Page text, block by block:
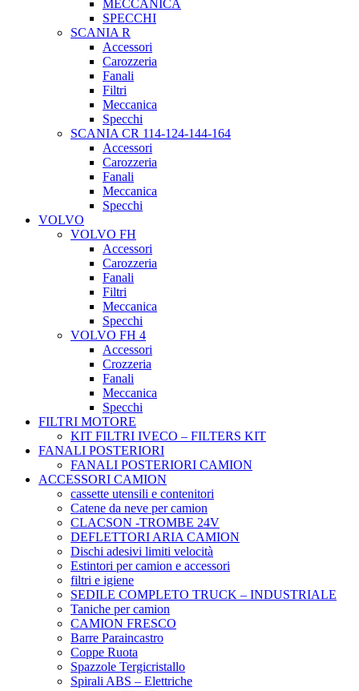
MECCANICA
SPECCHI
SCANIA R
Accessori
Carozzeria
Fanali
Filtri
Meccanica
Specchi
SCANIA CR 114-124-144-164
Accessori
Carozzeria
Fanali
Meccanica
Specchi
VOLVO
VOLVO FH
Accessori
Carozzeria
Fanali
Filtri
Meccanica
Specchi
VOLVO FH 4
Accessori
Crozzeria
Fanali
Meccanica
Specchi
FILTRI MOTORE
KIT FILTRI IVECO – FILTERS KIT
FANALI POSTERIORI
FANALI POSTERIORI CAMION
ACCESSORI CAMION
cassette utensili e contenitori
Catene da neve per camion
CLACSON -TROMBE 24V
DEFLETTORI ARIA CAMION
Dischi adesivi limiti velocità
Estintori per camion e accessori
filtri e igiene
SEDILE COMPLETO TRUCK – INDUSTRIALE
Taniche per camion
CAMION FRESCO
Barre Paraincastro
Coppe Ruota
Spazzole Tergicristallo
Spirali ABS – Elettriche